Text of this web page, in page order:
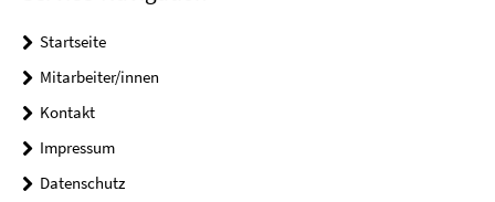
Startseite
Mitarbeiter/innen
Kontakt
Impressum
Datenschutz